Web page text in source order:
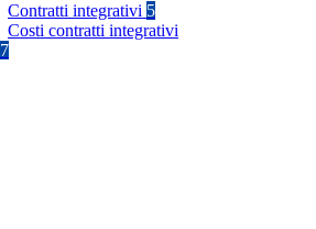
Contratti integrativi 5
Costi contratti integrativi
7